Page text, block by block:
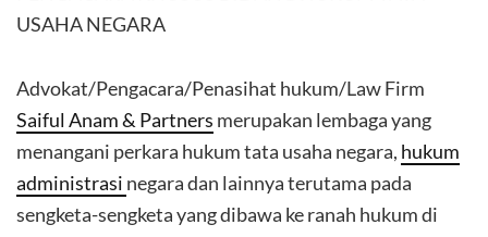
USAHA NEGARA
Advokat/Pengacara/Penasihat hukum/Law Firm
Saiful Anam & Partners merupakan lembaga yang
menangani perkara hukum tata usaha negara, hukum
administrasi negara dan lainnya terutama pada
sengketa-sengketa yang dibawa ke ranah hukum di